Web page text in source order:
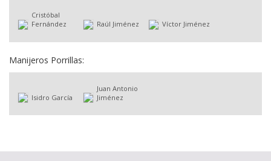
Cristóbal
Fernández
Raúl Jiménez Víctor Jiménez
Manijeros Porrillas:
Isidro García
Juan Antonio
Jiménez